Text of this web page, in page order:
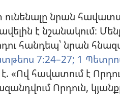
նրան
է նշանակում։
հանդեպ՝ նրան
7։24–27; 1
«Ով հավատում է
Որդուն,